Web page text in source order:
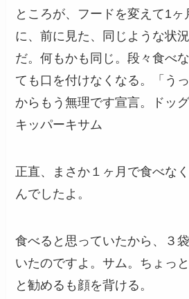
ところが、フードを変えて1ヶ
に、前に見た、同じような状
だ。何もかも同じ。段々食べ
ても口を付けなくなる。「う
からもう無理です宣言。ドッ
キッパーキサム
正直、まさか１ヶ月で食べな
んでしたよ。
食べると思っていたから、３
いたのですよ。サム。ちょっ
と勧めるも顔を背ける。